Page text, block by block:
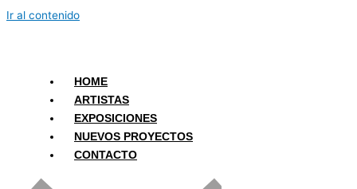
Ir al contenido
HOME
ARTISTAS
EXPOSICIONES
NUEVOS PROYECTOS
CONTACTO